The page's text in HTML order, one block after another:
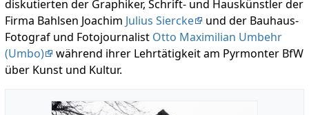
diskutierten der Graphiker, Schrift- und Hauskünstler der
Firma Bahlsen Joachim Julius Siercke
und der Bauhaus-
Fotograf und Fotojournalist Otto Maximilian Umbehr
(Umbo)
während ihrer Lehrtätigkeit am Pyrmonter BfW
über Kunst und Kultur.